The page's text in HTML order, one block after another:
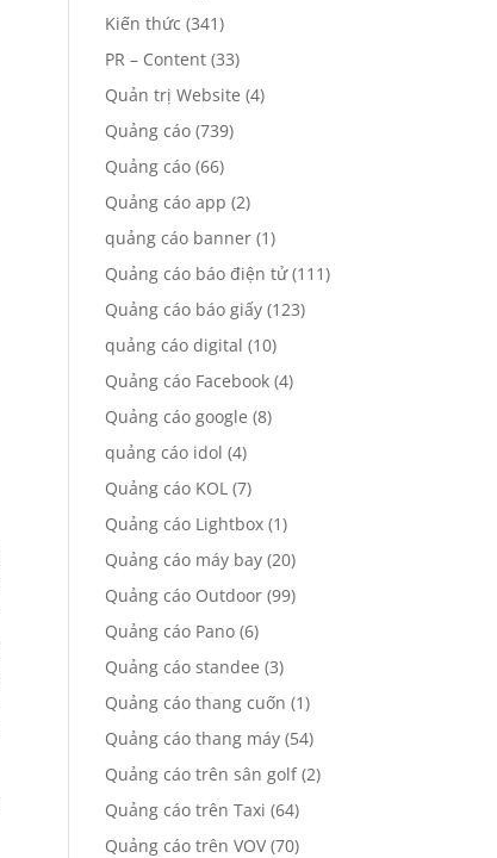
Kiến thức (341)
PR – Content (33)
Quản trị Website (4)
Quảng cáo (739)
Quảng cáo (66)
Quảng cáo app (2)
quảng cáo banner (1)
Quảng cáo báo điện tử(111)
Quảng cáo báo giấy (123)
quảng cáo digital (10)
Quảng cáo Facebook (4)
Quảng cáo google (8)
quảng cáo idol (4)
Quảng cáo KOL (7)
Quảng cáo Lightbox (1)
Quảng cáo máy bay (20)
Quảng cáo Outdoor (99)
Quảng cáo Pano (6)
Quảng cáo standee (3)
Quảng cáo thang cuốn (1)
Quảng cáo thang máy (54)
Quảng cáo trên sân golf(2)
Quảng cáo trên Taxi (64)
Quảng cáo trên VOV(70)